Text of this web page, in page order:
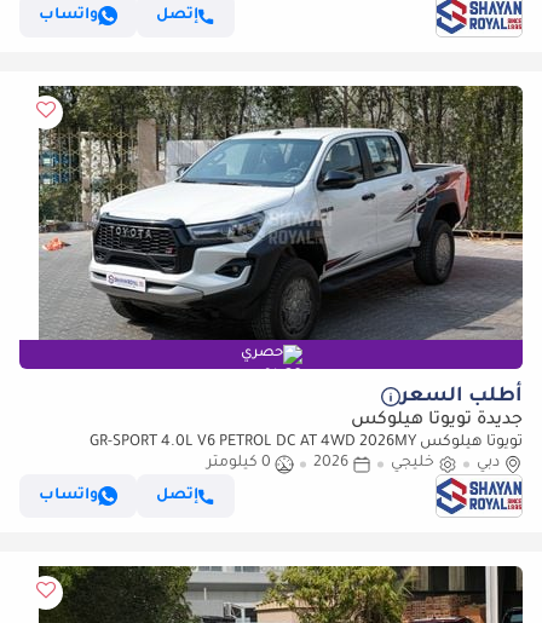
إتصل
واتساب
حصري
أطلب السعر
جديدة تويوتا هيلوكس
تويوتا هيلوكس GR-SPORT 4.0L V6 PETROL DC AT 4WD 2026MY
دبي
خليجي 2026
0 كيلومتر
إتصل
واتساب